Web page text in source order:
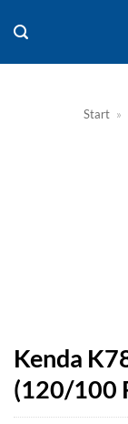
Inhalt
springen
Start »
Kenda
(120/100